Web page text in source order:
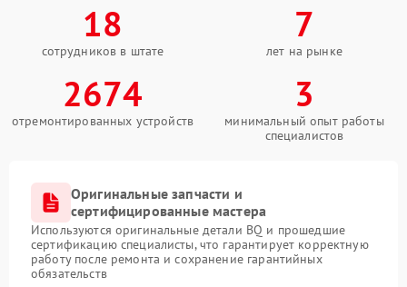
18
сотрудников в штате
7
лет на рынке
2674
отремонтированных устройств
3
минимальный опыт работы
специалистов
Оригинальные запчасти и
сертифицированные мастера
Используются оригинальные детали BQ и прошедшие
сертификацию специалисты, что гарантирует корректную
работу после ремонта и сохранение гарантийных
обязательств